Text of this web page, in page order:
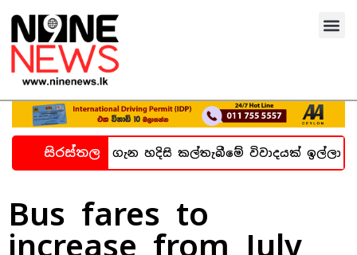
සිරස්තල
සිද්ධිය ගැන හදිසි කල්තැබීමේ විවාදයක් ඉල්ලා
Bus fares to
increase from July